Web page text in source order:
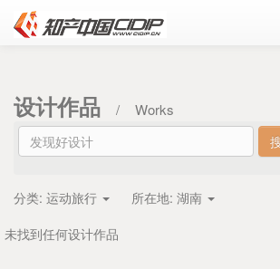
设计作品 / Works
分类: 运动旅行 所在地: 湖南
未找到任何设计作品